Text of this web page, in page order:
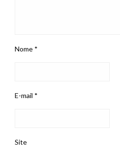
Nome *
E-mail *
Site